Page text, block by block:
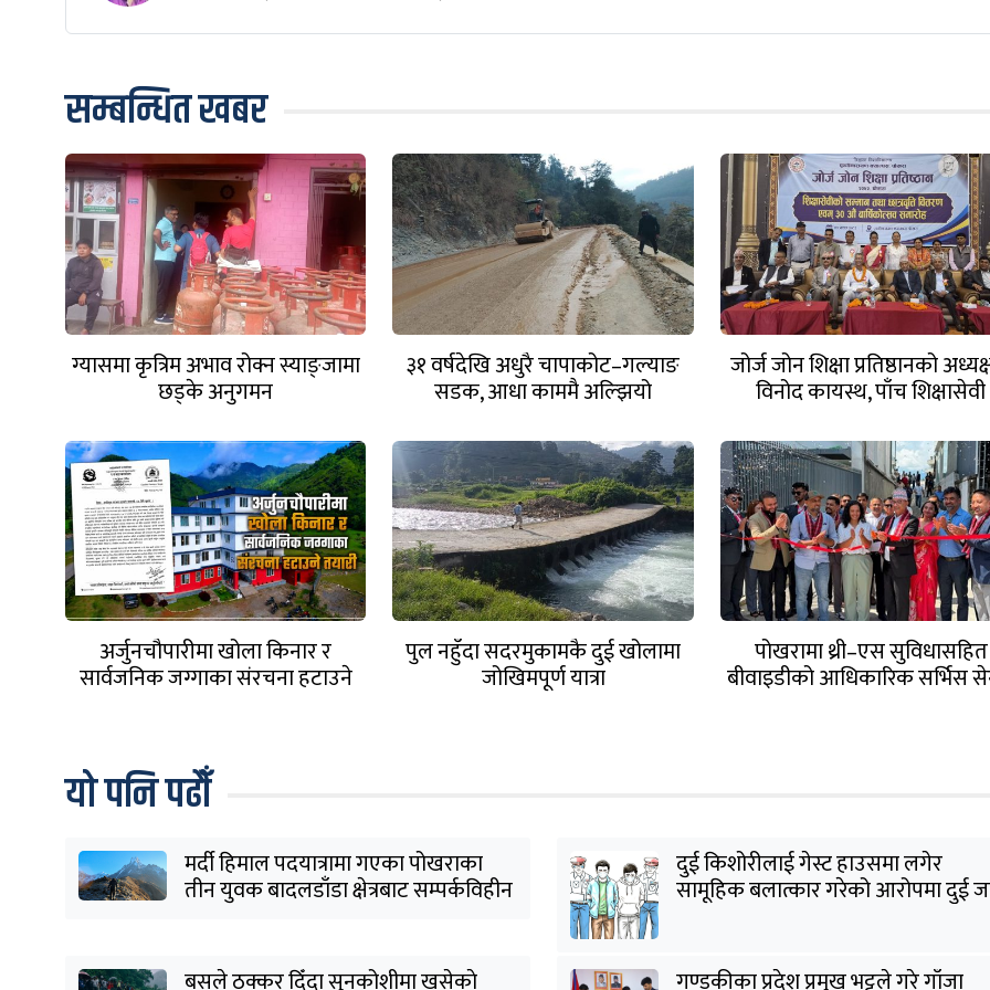
सम्बन्धित खबर
ग्यासमा कृत्रिम अभाव रोक्न स्याङ्जामा
छड्के अनुगमन
३१ वर्षदेखि अधुरै चापाकोट–गल्याङ
सडक, आधा काममै अल्झियो
जोर्ज जोन शिक्षा प्रतिष्ठानको
विनोद कायस्थ, पाँच शिक्षासेवी
अर्जुनचौपारीमा खोला किनार र
सार्वजनिक जग्गाका संरचना हटाउने
पुल नहुँदा सदरमुकामकै दुई खोलामा
जोखिमपूर्ण यात्रा
पोखरामा थ्री–एस सुविधासहित
बीवाइडीको आधिकारिक सर्भिस
यो पनि पढौँ
मर्दी हिमाल पदयात्रामा गएका पोखराका
तीन युवक बादलडाँडा क्षेत्रबाट सम्पर्कविहीन
दुई किशोरीलाई गेस्ट हाउसमा लगेर
सामूहिक बलात्कार गरेको आरोपमा दुई